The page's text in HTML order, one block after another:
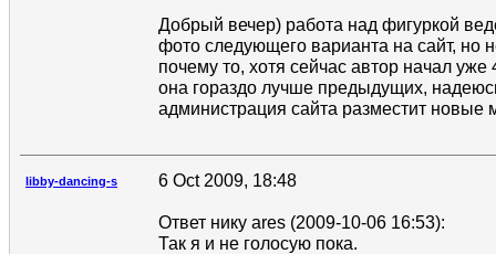
Добрый вечер) работа над фигуркой
фото следующего варианта на сайт, но
почему то, хотя сейчас автор начал уже
она гораздо лучше предыдущих,
администрация сайта разместит новые
libby-dancing-s 6 Oct 2009, 18:48
Ответ нику ares (2009-10-06 16:53):
Так я и не голосую пока.